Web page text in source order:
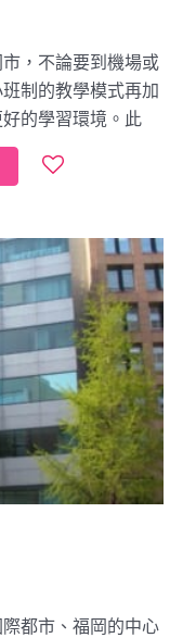
，不論要到機場或
制的教學模式再加
的學習環境。此
都市、福岡的中心